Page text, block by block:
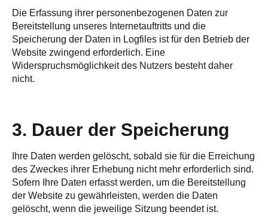
Die Erfassung ihrer personenbezogenen Daten zur
Bereitstellung unseres Internetauftritts und die
Speicherung der Daten in Logfiles ist für den Betrieb der
Website zwingend erforderlich. Eine
Widerspruchsmöglichkeit des Nutzers besteht daher
nicht.
3. Dauer der Speicherung
Ihre Daten werden gelöscht, sobald sie für die Erreichung
des Zweckes ihrer Erhebung nicht mehr erforderlich sind.
Sofern Ihre Daten erfasst werden, um die Bereitstellung
der Website zu gewährleisten, werden die Daten
gelöscht, wenn die jeweilige Sitzung beendet ist.